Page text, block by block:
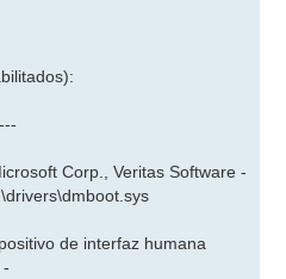
Corp., Veritas Software -
de interfaz humana